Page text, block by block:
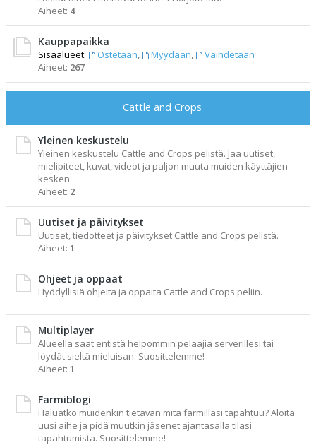
Aiheet: 4
Kauppapaikka
Sisäalueet: Ostetaan, Myydään,
Vaihdetaan
Aiheet: 267
Cattle and Crops
Yleinen keskustelu
Yleinen keskustelu Cattle and Crops pelistä. Jaa uutiset,
mielipiteet, kuvat, videot ja paljon muuta muiden käyttäjien
kesken.
Aiheet: 2
Uutiset ja päivitykset
Uutiset, tiedotteet ja päivitykset Cattle and Crops pelistä.
Aiheet: 1
Ohjeet ja oppaat
Hyödyllisiä ohjeita ja oppaita Cattle and Crops peliin.
Multiplayer
Alueella saat entistä helpommin pelaajia serverillesi tai
löydät sieltä mieluisan. Suosittelemme!
Aiheet: 1
Farmiblogi
Haluatko muidenkin tietävän mitä farmillasi tapahtuu? Aloita
uusi aihe ja pidä muutkin jäsenet ajantasalla tilasi
tapahtumista. Suosittelemme!